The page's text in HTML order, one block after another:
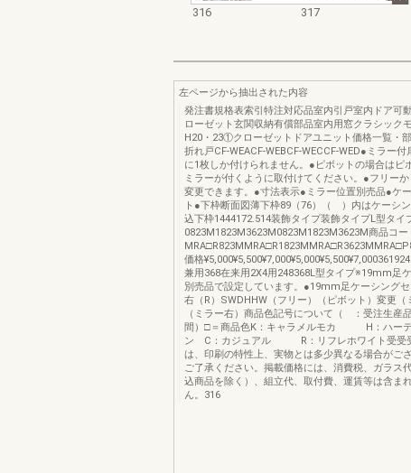
316 317
左ページから抽出された内容
発注書規格表索引特注対応品室内引戸室内ドア可
ローゼット玄関収納有償部品室内用窓クラシック
H20・23①クローゼットドアユニット価格一覧・
折れ戸CF-WEACF-WEBCF-WECCF-WED●ミラー付
に1枚しか付けられません。●ピボットの場合はピ
ミラーが付くように取付けてください。●フリー
変更できます。●寸法表示●ミラー位置別売品●ケ
ト●下枠断面図薄下枠89（76）（ ）内はケーシ
込下枠1444172.514装飾タイプ装飾タイプL型タイ
0823M1823M3623M0823M1823M3623M商品コー
価格
兼用368在来用2X4用248368L型タイプ※19mm足
別売品で設定しています。●19mm足ケーシングセ
右（R）SWDHHW（フリー）（ピボット）変更（
（ミラー右）商品色記号について（ ：受注生産
間）□＝商品色K：キャラメルモカ H：ハーテ
ン C：カジュアル R：リフレホワイト受受
は、印刷の特性上、実物とは多少異なる場合がご
ご了承ください。掲載価格には、消費税、ガラス
込商品を除く）、組立代、取付費、運賃等は含ま
ん。316